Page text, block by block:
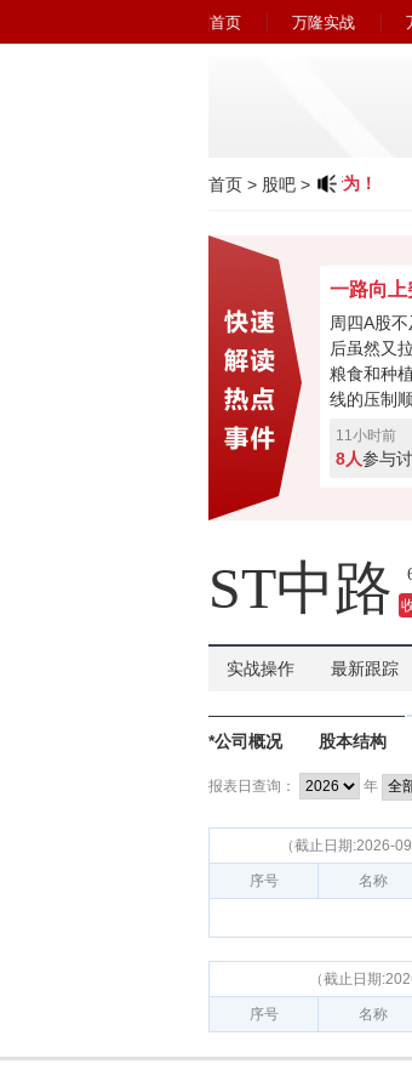
首页 万隆实战
首页 > 股吧 >
小心近期冒充广州万隆的欺诈行为！
周四A股
后虽然又
粮食和种
线的压制
0.55%。
利盘蠢蠢
11小时前
8人参与
ST中路
实战操作 最新跟踪
*公司概况 股本结构
报表日查询： 年
（截止日期:2026-
序号 名称
（截止日期
序号 名称